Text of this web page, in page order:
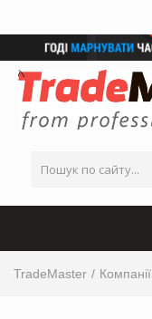
TradeMaster Компанії